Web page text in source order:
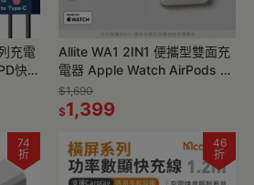
充電
快充
織傳
Allite WA1 2IN1 便攜型雙面充
電器 Apple Watch AirPods 快
充 USB-C介面 智慧配電
$1,690
$1,399
74
折
46
折